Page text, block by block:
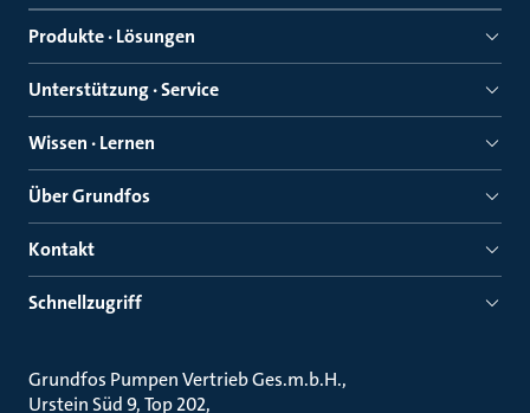
Produkte · Lösungen
Unterstützung · Service
Wissen · Lernen
Über Grundfos
Kontakt
Schnellzugriff
Grundfos Pumpen Vertrieb Ges.m.b.H.
Urstein Süd 9, Top 202